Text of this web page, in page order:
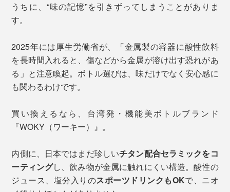
うちに、“味の記憶”を引きずってしまうことがありま
す。
2025年には厚生労働省が、「金属製の容器に酸性飲料
を長時間入れると、傷などから金属が溶け出す恐れがあ
る」と注意喚起。ボトル選びは、味だけでなく安心感に
も関わるわけです。
買い換えるなら、台湾発・機能美ボトルブランド
『WOKY（ワーキー）』。
内側に、日本ではまだ珍しいチタン配合セラミックをコ
ーティングし、飲み物が金属に触れにくい構造。酸性の
ジュース、塩分入りのスポーツドリンクもOKで、ニオ